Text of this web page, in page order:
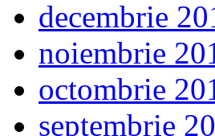
decembrie
noiembrie
octombrie
septembrie